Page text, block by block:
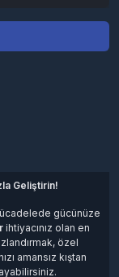
Geliştirin!
gücünüze
ihtiyacınız olan en
özel
amansız kıştan